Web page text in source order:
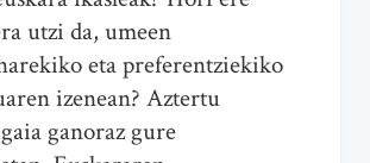
utzi da, umeen
eta preferentziekiko
izenean? Aztertu
ganoraz gure